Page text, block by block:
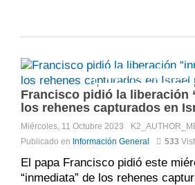
Comments:
Francisco pidió la liberación
los rehenes capturados en
Miércoles, 11 Octubre 2023
Publicado en Información General 533
El papa Francisco pidió este
“inmediata” de los rehenes